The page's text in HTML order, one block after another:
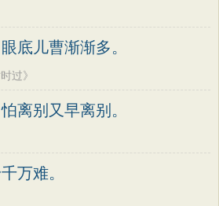
传
围炉夜话
增广贤文
文心雕龙
彦
休 左丘明
张九龄
坚
祥 刘辰翁
陈子昂
底儿曹渐渐多。
过》
离别又早离别。
万难。